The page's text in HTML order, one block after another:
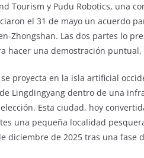
Tourism y Pudu Robotics, una
el 31 de mayo un acuerdo
Zhongshan. Las dos partes lo
hacer una demostración
proyecta en la isla artificial
Lingdingyang dentro de una
Esta ciudad, hoy
una pequeña localidad
diciembre de 2025 tras una fase